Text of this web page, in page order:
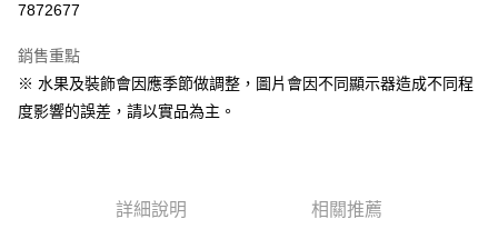
Google Pay
全盈+PAY
【大哥付你分期使用說明】
1.本服務由台灣大哥大提供，台灣大哥大用戶可立即使用無須另外申請。
AFTEE先享後付
7872677
銷售重點
※ 水果及裝飾會因應季節做調整，圖片會因不同顯示器造成不同程
度影響的誤差，請以實品為主。
詳細說明 相關推薦